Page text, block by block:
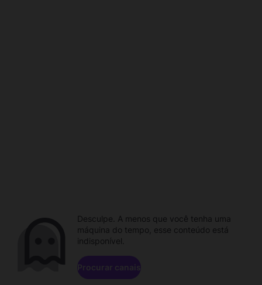
Desculpe. A menos que você tenha uma
máquina do tempo, esse conteúdo está
indisponível.
Procurar canais